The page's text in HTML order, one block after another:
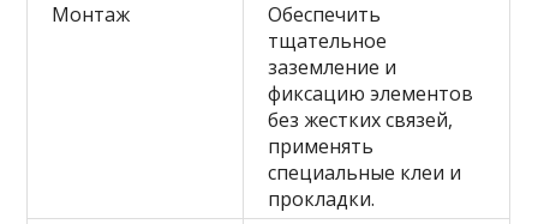
Монтаж
Обеспечить
тщательное
заземление и
фиксацию элементов
без жестких связей,
применять
специальные клеи и
прокладки.